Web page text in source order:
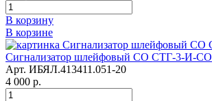
В корзину
В корзине
Сигнализатор шлейфовый СО СТГ-3-И-СО
Арт. ИБЯЛ.413411.051-20
4 000 р.